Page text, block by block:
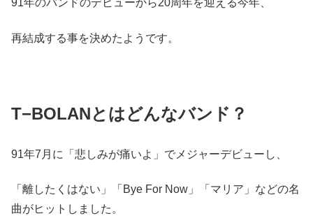
91年のバンドのデビューから20周年を迎える今年、
再結成する事を決めたようです。
T−BOLANとはどんなバンド？
91年7月に「悲しみが痛いよ」でメジャーデビューし、
「離したくはない」「Bye For Now」「マリア」などの名
曲がヒットしました。